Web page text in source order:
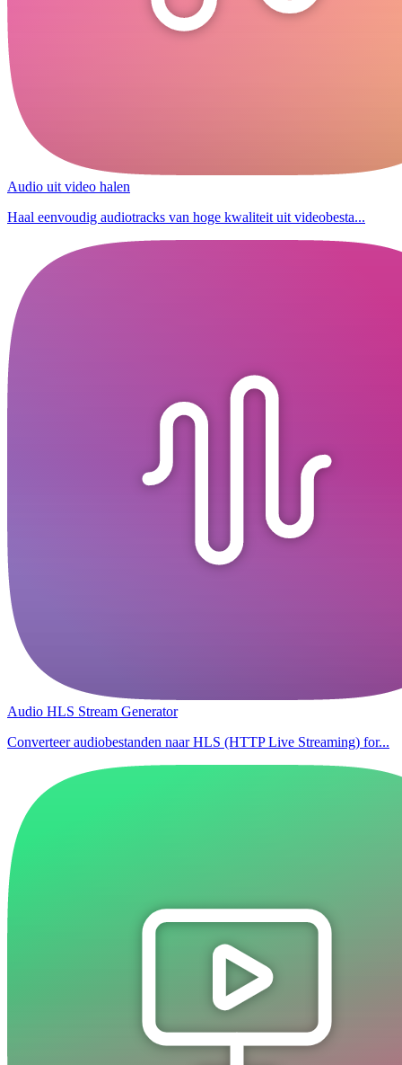
Audio uit video halen
Haal eenvoudig audiotracks van hoge kwaliteit uit videobesta...
Audio HLS Stream Generator
Converteer audiobestanden naar HLS (HTTP Live Streaming) for...